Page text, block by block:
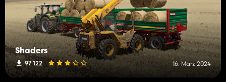
Shaders
97 122 16. März 2024